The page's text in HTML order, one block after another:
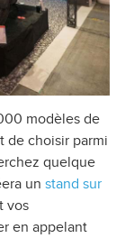
modèles de
de choisir parmi
quelque
un stand sur
vos
en appelant